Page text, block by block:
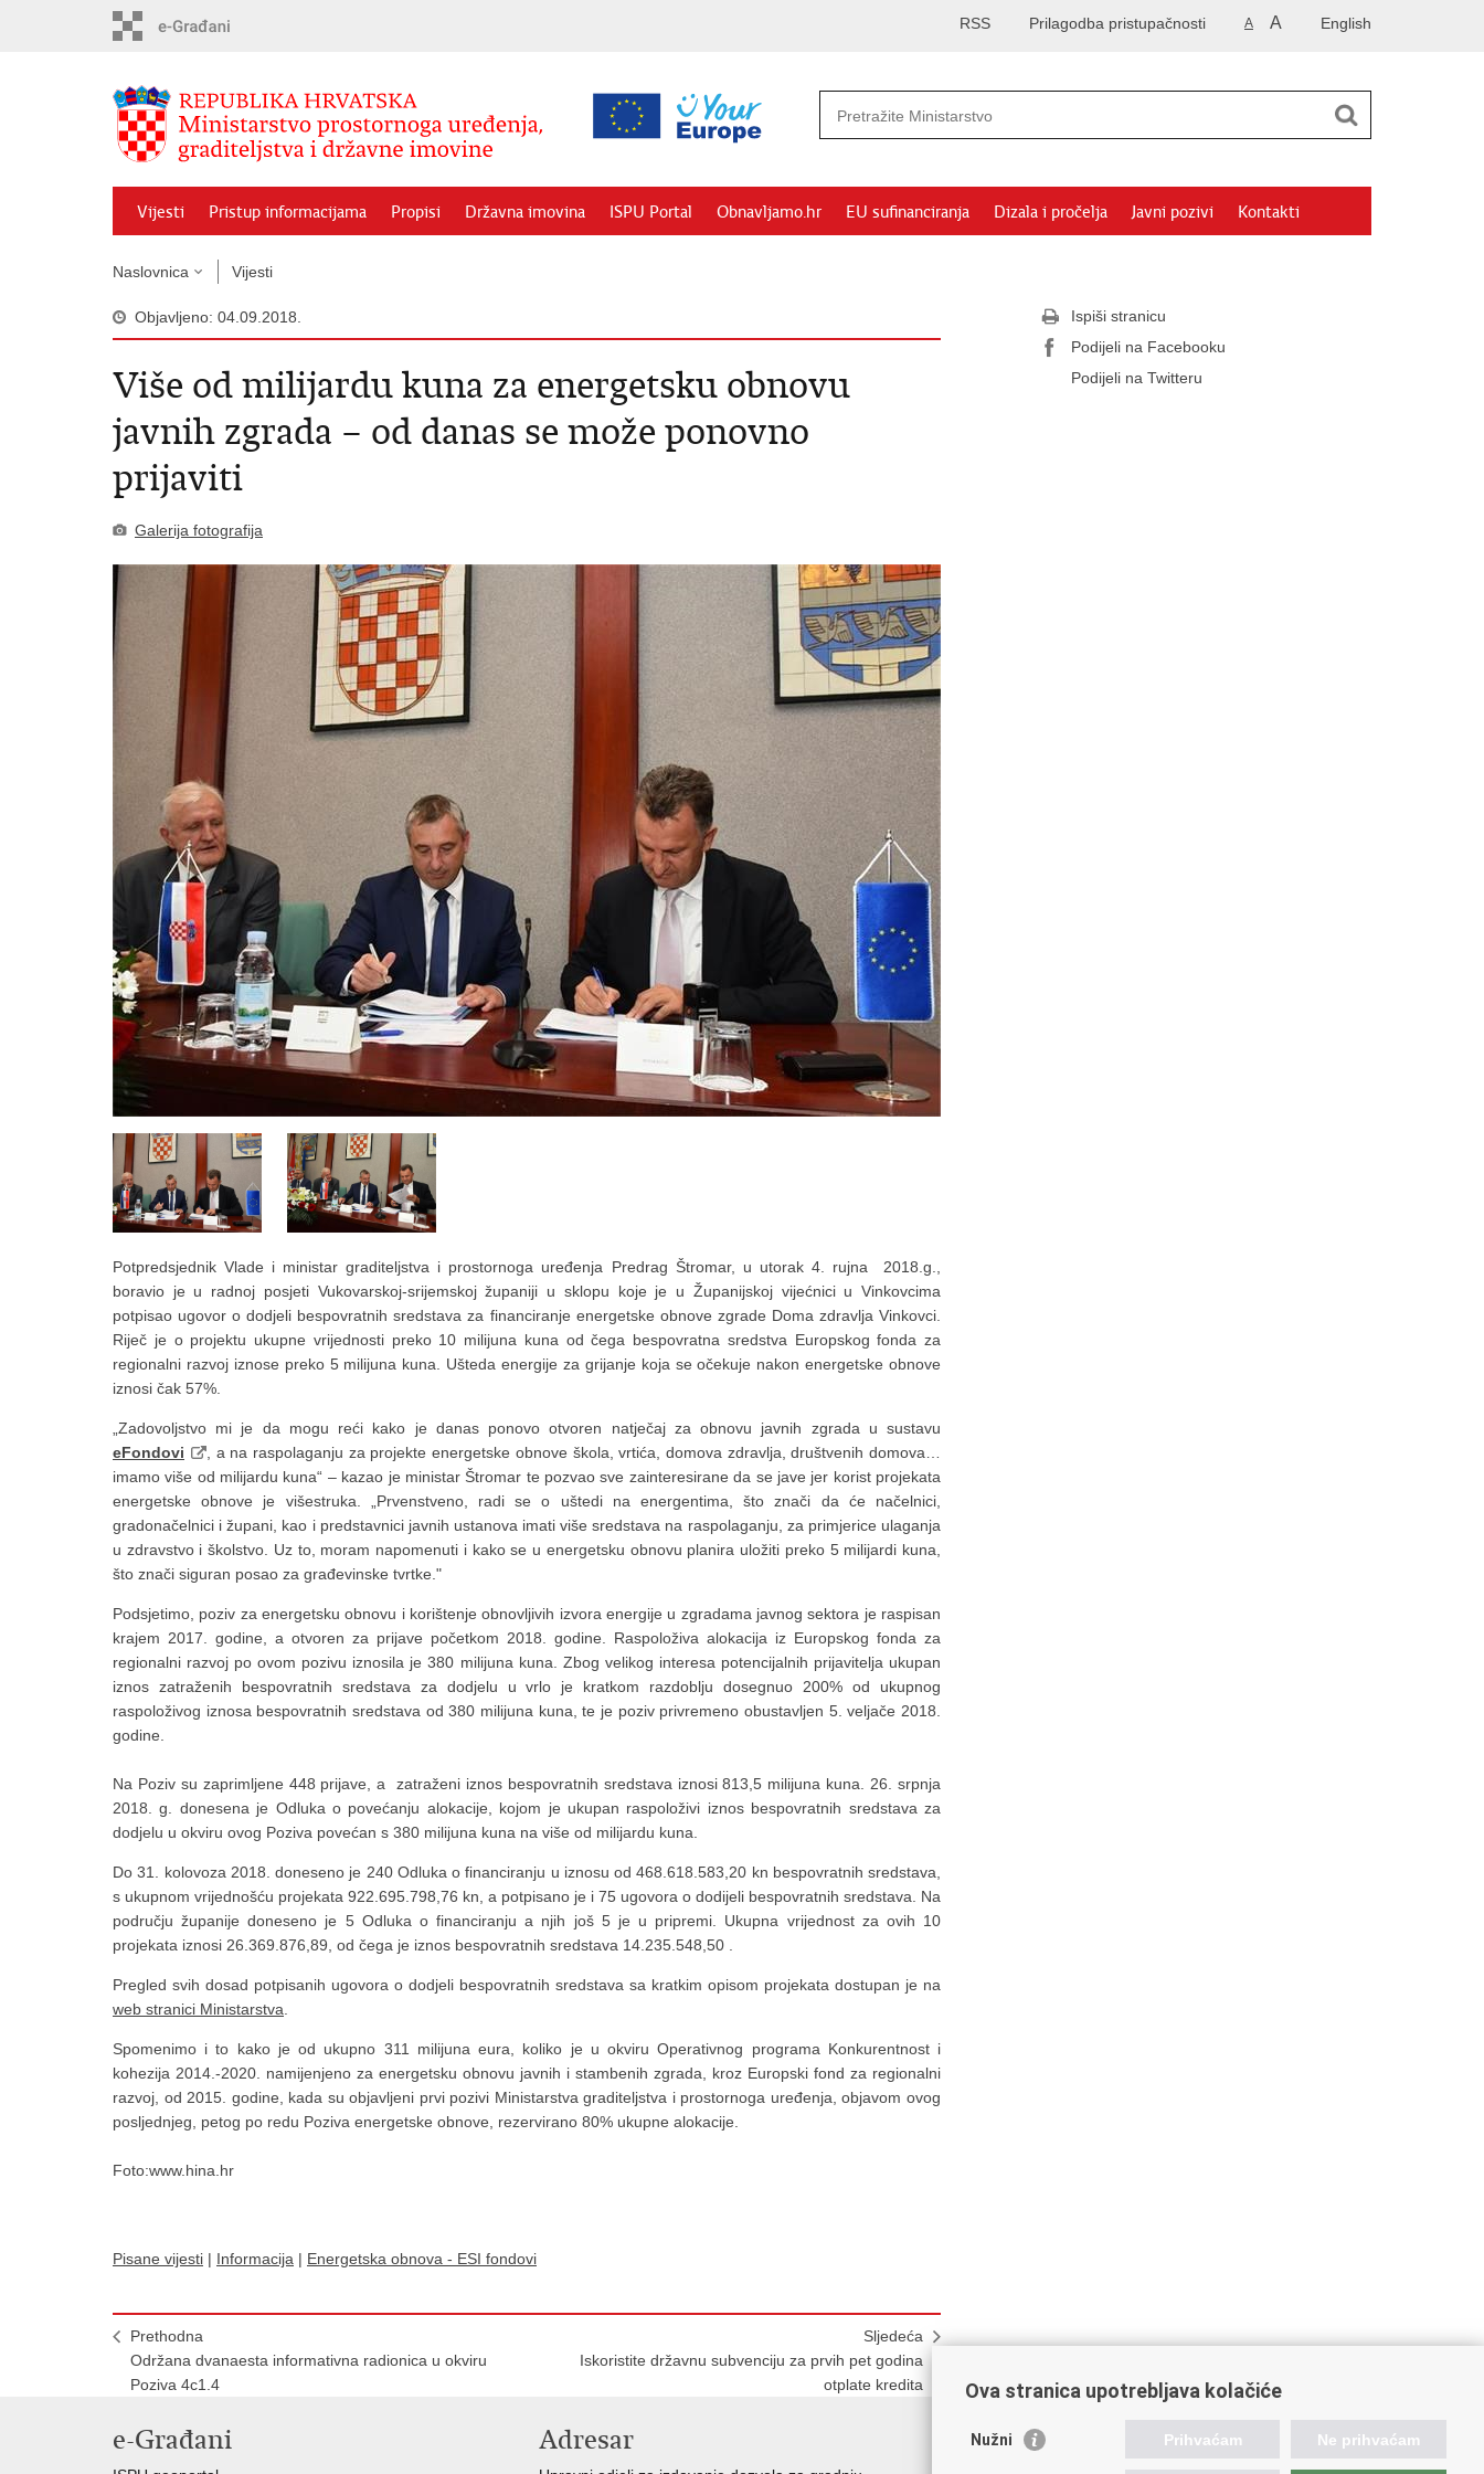
English
A A
Prilagodba pristupačnosti
RSS
Vijesti Pristup informacijama Propisi Državna imovina ISPU Portal Obnavljamo.hr EU sufinanciranja Dizala i pročelja Javni pozivi Kontakti
Naslovnica Vijesti
Objavljeno: 04.09.2018.
Više od milijardu kuna za energetsku obnovu
javnih zgrada – od danas se može ponovno
prijaviti
Galerija fotografija
Potpredsjednik Vlade i ministar graditeljstva i prostornoga uređenja Predrag Štromar, u utorak 4. rujna 2018.g.,
boravio je u radnoj posjeti Vukovarskoj-srijemskoj županiji u sklopu koje je u Županijskoj vijećnici u Vinkovcima
potpisao ugovor o dodjeli bespovratnih sredstava za financiranje energetske obnove zgrade Doma zdravlja Vinkovci.
Riječ je o projektu ukupne vrijednosti preko 10 milijuna kuna od čega bespovratna sredstva Europskog fonda za
regionalni razvoj iznose preko 5 milijuna kuna. Ušteda energije za grijanje koja se očekuje nakon energetske obnove
iznosi čak 57%.
„Zadovoljstvo mi je da mogu reći kako je danas ponovo otvoren natječaj za obnovu javnih zgrada u sustavu
eFondovi
, a na raspolaganju za projekte energetske obnove škola, vrtića, domova zdravlja, društvenih domova…
imamo više od milijardu kuna“ – kazao je ministar Štromar te pozvao sve zainteresirane da se jave jer korist projekata
energetske obnove je višestruka. „Prvenstveno, radi se o uštedi na energentima, što znači da će načelnici,
gradonačelnici i župani, kao i predstavnici javnih ustanova imati više sredstava na raspolaganju, za primjerice ulaganja
u zdravstvo i školstvo. Uz to, moram napomenuti i kako se u energetsku obnovu planira uložiti preko 5 milijardi kuna,
što znači siguran posao za građevinske tvrtke."
Podsjetimo, poziv za energetsku obnovu i korištenje obnovljivih izvora energije u zgradama javnog sektora je raspisan
krajem 2017. godine, a otvoren za prijave početkom 2018. godine. Raspoloživa alokacija iz Europskog fonda za
regionalni razvoj po ovom pozivu iznosila je 380 milijuna kuna. Zbog velikog interesa potencijalnih prijavitelja ukupan
iznos zatraženih bespovratnih sredstava za dodjelu u vrlo je kratkom razdoblju dosegnuo 200% od ukupnog
raspoloživog iznosa bespovratnih sredstava od 380 milijuna kuna, te je poziv privremeno obustavljen 5. veljače 2018.
godine.
Na Poziv su zaprimljene 448 prijave, a zatraženi iznos bespovratnih sredstava iznosi 813,5 milijuna kuna. 26. srpnja
2018. g. donesena je Odluka o povećanju alokacije, kojom je ukupan raspoloživi iznos bespovratnih sredstava za
dodjelu u okviru ovog Poziva povećan s 380 milijuna kuna na više od milijardu kuna.
Do 31. kolovoza 2018. doneseno je 240 Odluka o financiranju u iznosu od 468.618.583,20 kn bespovratnih sredstava,
s ukupnom vrijednošću projekata 922.695.798,76 kn, a potpisano je i 75 ugovora o dodijeli bespovratnih sredstava. Na
području županije doneseno je 5 Odluka o financiranju a njih još 5 je u pripremi. Ukupna vrijednost za ovih 10
projekata iznosi 26.369.876,89, od čega je iznos bespovratnih sredstava 14.235.548,50 .
Pregled svih dosad potpisanih ugovora o dodjeli bespovratnih sredstava sa kratkim opisom projekata dostupan je na
web stranici Ministarstva
Spomenimo i to kako je od ukupno 311 milijuna eura, koliko je u okviru Operativnog programa Konkurentnost i
kohezija 2014.-2020. namijenjeno za energetsku obnovu javnih i stambenih zgrada, kroz Europski fond za regionalni
razvoj, od 2015. godine, kada su objavljeni prvi pozivi Ministarstva graditeljstva i prostornoga uređenja, objavom ovog
posljednjeg, petog po redu Poziva energetske obnove, rezervirano 80% ukupne alokacije.
Foto:www.hina.hr
Pisane vijesti | Informacija | Energetska obnova - ESI fondovi
Prethodna
Održana dvanaesta informativna radionica u okviru
Poziva 4c1.4
Sljedeća
Iskoristite državnu subvenciju za prvih pet godina
otplate kredita
Ispiši stranicu
Podijeli na Facebooku
Podijeli na Twitteru
e-Građani Adresar Važne poveznice
Ova stranica upotrebljava kolačiće
Nužni Prihvaćam Ne prihvaćam